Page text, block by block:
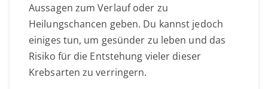
Aussagen zum Verlauf oder zu
Heilungschancen geben. Du kannst jedoch
einiges tun, um gesünder zu leben und das
Risiko für die Entstehung vieler dieser
Krebsarten zu verringern.